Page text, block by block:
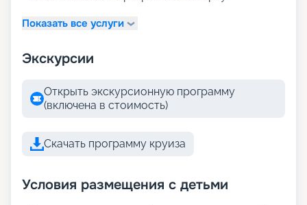
Показать все услуги
Экскурсии
Открыть экскурсионную программу
(включена в стоимость)
Скачать программу круиза
Условия размещения с детьми